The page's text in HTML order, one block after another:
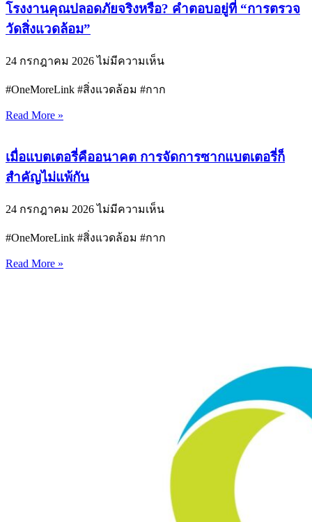
โรงงานคุณปลอดภัยจริงหรือ? คำตอบอยู่ที่ “การตรวจ
วัดสิ่งแวดล้อม”
24 กรกฎาคม 2026ไม่มีความเห็น
#OneMoreLink #สิ่งแวดล้อม #กาก
Read More »
เมื่อแบตเตอรี่คืออนาคต การจัดการซากแบตเตอรี่ก็
สำคัญไม่แพ้กัน
24 กรกฎาคม 2026ไม่มีความเห็น
#OneMoreLink #สิ่งแวดล้อม #กาก
Read More »